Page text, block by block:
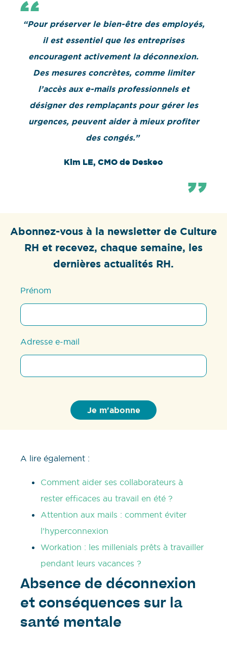
“Pour préserver le bien-être des employés,
il est essentiel que les entreprises
encouragent activement la déconnexion.
Des mesures concrètes, comme limiter
l’accès aux e-mails professionnels et
désigner des remplaçants pour gérer les
urgences, peuvent aider à mieux profiter
des congés.”
Kim LE, CMO de Deskeo
Abonnez-vous à la newsletter de Culture
RH et recevez, chaque semaine, les
dernières actualités RH.
Prénom
Adresse e-mail
A lire également :
Comment aider ses collaborateurs à
rester efficaces au travail en été ?
Attention aux mails : comment éviter
l’hyperconnexion
Workation : les millenials prêts à travailler
pendant leurs vacances ?
Absence de déconnexion
et conséquences sur la
santé mentale